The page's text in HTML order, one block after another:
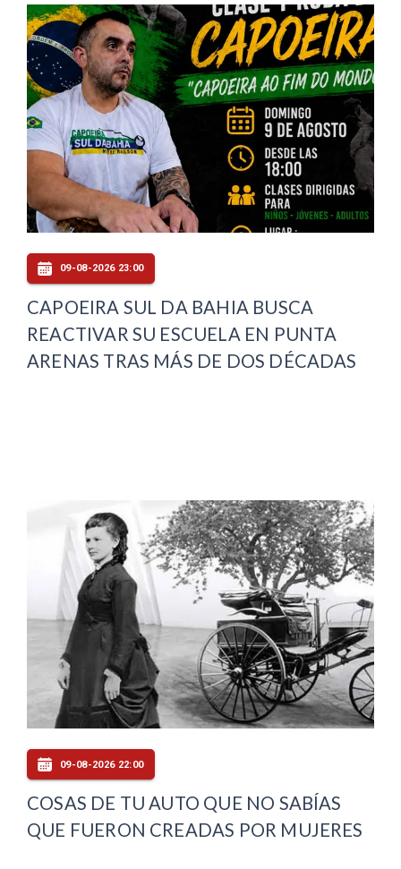
09-08-2026 23:00
CAPOEIRA SUL DA BAHIA BUSCA
REACTIVAR SU ESCUELA EN PUNTA
ARENAS TRAS MÁS DE DOS DÉCADAS
09-08-2026 22:00
COSAS DE TU AUTO QUE NO SABÍAS
QUE FUERON CREADAS POR MUJERES